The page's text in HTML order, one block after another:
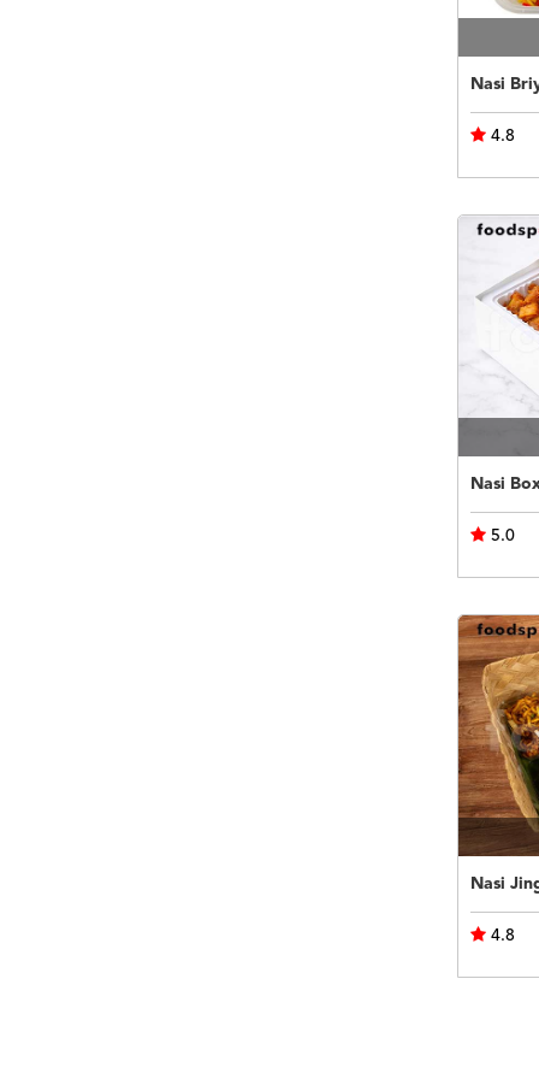
Nasi
4.8
Nasi
5.0
Nasi
4.8